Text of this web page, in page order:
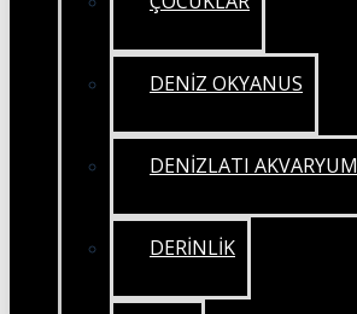
DENİZ OKYANUS
DENİZLATI AKVARYUM
DERİNLİK